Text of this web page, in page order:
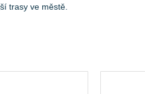
trasy ve městě.